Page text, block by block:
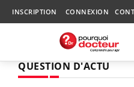
INSCRIPTION CONNEXION
QUESTION D'ACTU